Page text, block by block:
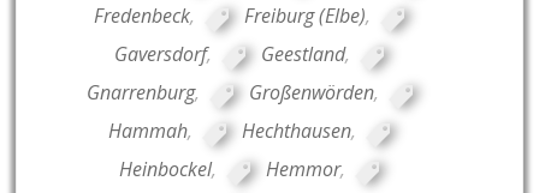
Fredenbeck, Freiburg (Elbe),
Gaversdorf, Geestland,
Gnarrenburg, Großenwörden,
Hammah, Hechthausen,
Heinbockel, Hemmor,